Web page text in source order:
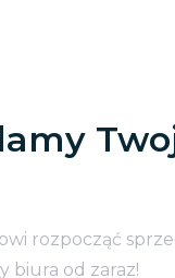
rozpocząć
biura od zaraz!